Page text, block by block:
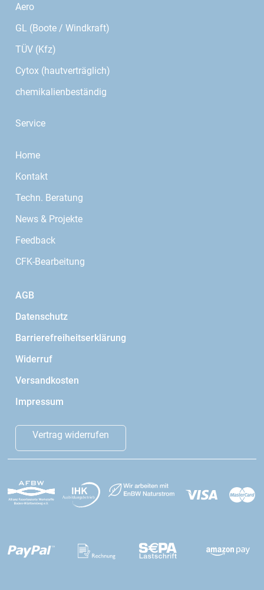
Aero
GL (Boote / Windkraft)
TÜV (Kfz)
Cytox (hautverträglich)
chemikalienbeständig
Service
Home
Kontakt
Techn. Beratung
News & Projekte
Feedback
CFK-Bearbeitung
AGB
Datenschutz
Barrierefreiheitserklärung
Widerruf
Versandkosten
Impressum
Vertrag widerrufen